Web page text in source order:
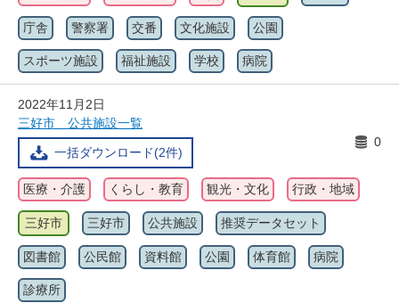
庁舎 警察署 交番 文化施設 公園
スポーツ施設 福祉施設 学校 病院
2022年11月2日
三好市 公共施設一覧
一括ダウンロード(2件)
0
医療・介護 くらし・教育 観光・文化 行政・地域
三好市 三好市 公共施設 推奨データセット
図書館 公民館 資料館 公園 体育館 病院
診療所